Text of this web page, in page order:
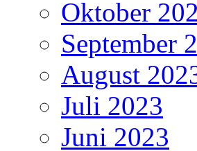
Oktober
September
August
Juli 2023
Juni 2023